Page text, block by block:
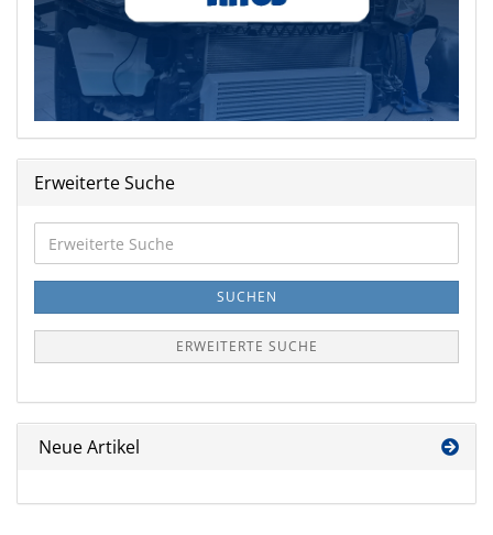
Erweiterte Suche
Suche
SUCHEN
ERWEITERTE SUCHE
Neue Artikel